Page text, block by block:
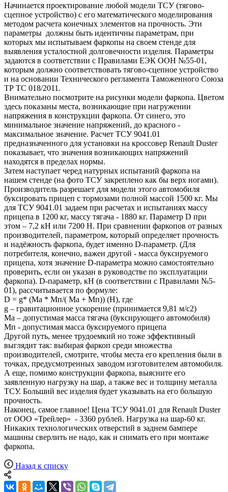
Начинается проектирование любой модели ТСУ (тягово-
сцепное устройство) с его математического моделирования
методом расчета конечных элементов на прочность. Эти
параметры должны быть идентичны параметрам, при
которых мы испытываем фаркопы на своем стенде для
выявления усталостной долговечности изделия. Параметры
задаются в соответствии с Правилами ЕЭК ООН №55-01,
которым должно соответствовать тягово-сцепное устройство
и на основании Технического регламента Таможенного Союза
ТР ТС 018/2011.
Внимательно посмотрите на рисунки модели фаркопа. Цветом
здесь показаны места, возникающие при нагружении
напряжения в конструкции фаркопа. От синего, это
минимальное значение напряжений, до красного -
максимальное значение. Расчет ТСУ 9041.01
предназначенного для установки на кроссовер Renault Duster
показывает, что значения возникающих напряжений
находятся в пределах нормы.
Затем наступает черед натурных испытаний фаркопа на
нашем стенде (на фото ТСУ закреплено как бы верх ногами).
Производитель разрешает для модели этого автомобиля
буксировать прицеп с тормозами полной массой 1500 кг. Мы
для ТСУ 9041.01 задаем при расчетах и испытаниях массу
прицепа в 1200 кг, массу тягача - 1880 кг. Параметр D при
этом – 7,2 кН или 7200 Н. При сравнении фаркопов от разных
производителей, параметром, который определяет прочность
и надёжность фаркопа, будет именно D-параметр. (Для
потребителя, конечно, важен другой - масса буксируемого
прицепа, хотя значение D-параметра можно самостоятельно
проверить, если он указан в руководстве по эксплуатации
фаркопа). D-параметр, кН (в соответствии с Правилами №5-
01), рассчитывается по формуле:
D = g* (Mа * Мп/( Mа + Мп)) (Н), где
g – гравитационное ускорение (принимается 9,81 м/с2)
Mа – допустимая масса тягача (буксирующего автомобиля)
Мп - допустимая масса буксируемого прицепа
Другой путь, менее трудоемкий но тоже эффективный
выглядит так: выбирая фаркоп среди множества
производителей, смотрите, чтобы места его крепления были в
точках, предусмотренных заводом изготовителем автомобиля.
А еще, помимо конструкции фаркопа, выясните его
заявленную нагрузку на шар, а также вес и толщину металла
ТСУ. Больший вес изделия будет указывать на его большую
прочность.
Наконец, самое главное! Цена ТСУ 9041.01 для Renault Duster
от ООО «Трейлер» - 3360 рублей. Нагрузка на шар-60 кг.
Никаких технологических отверстий в заднем бампере
машины сверлить не надо, как и снимать его при монтаже
фаркопа.
Назад к списку